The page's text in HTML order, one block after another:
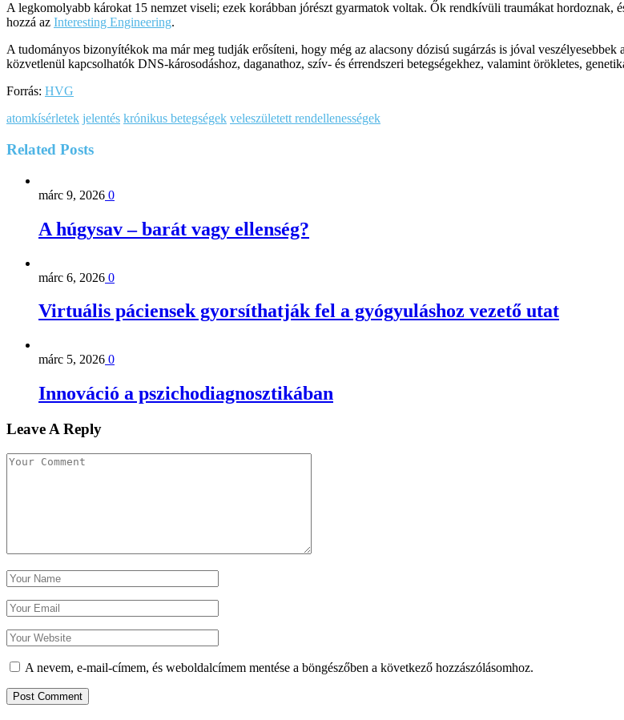
A legkomolyabb károkat 15 nemzet viseli; ezek korábban jórészt gyarmatok voltak. Ők rendkívüli traumákat hordoznak,
hozzá az Interesting Engineering.
A tudományos bizonyítékok ma már meg tudják erősíteni, hogy még az alacsony dózisú sugárzás is jóval
közvetlenül kapcsolhatók DNS-károsodáshoz, daganathoz, szív- és érrendszeri betegségekhez, valamint örökletes,
Forrás: HVG
atomkísérletek jelentés krónikus betegségek veleszületett rendellenességek
Related Posts
márc 9, 2026 0
A húgysav – barát vagy ellenség?
márc 6, 2026 0
Virtuális páciensek gyorsíthatják fel a gyógyuláshoz vezető utat
márc 5, 2026 0
Innováció a pszichodiagnosztikában
Leave A Reply
A nevem, e-mail-címem, és weboldalcímem mentése a böngészőben a következő hozzászólásomhoz.